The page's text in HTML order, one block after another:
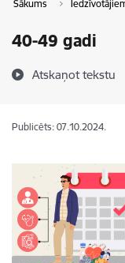
Sākums
40-49 gadi
Atskaņot tekstu
Publicēts: 07.10.2024.